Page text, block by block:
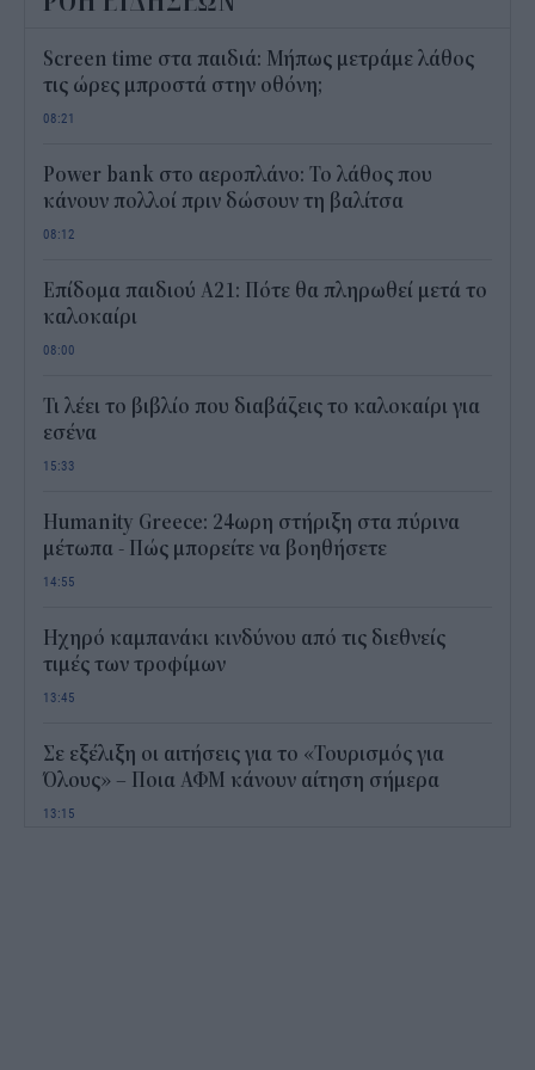
Screen time στα παιδιά: Μήπως μετράμε λάθος
τις ώρες μπροστά στην οθόνη;
08:21
Power bank στο αεροπλάνο: Το λάθος που
κάνουν πολλοί πριν δώσουν τη βαλίτσα
08:12
Επίδομα παιδιού Α21: Πότε θα πληρωθεί μετά το
καλοκαίρι
08:00
Τι λέει το βιβλίο που διαβάζεις το καλοκαίρι για
εσένα
15:33
Humanity Greece: 24ωρη στήριξη στα πύρινα
μέτωπα - Πώς μπορείτε να βοηθήσετε
14:55
Ηχηρό καμπανάκι κινδύνου από τις διεθνείς
τιμές των τροφίμων
13:45
Σε εξέλιξη οι αιτήσεις για το «Τουρισμός για
Όλους» – Ποια ΑΦΜ κάνουν αίτηση σήμερα
13:15